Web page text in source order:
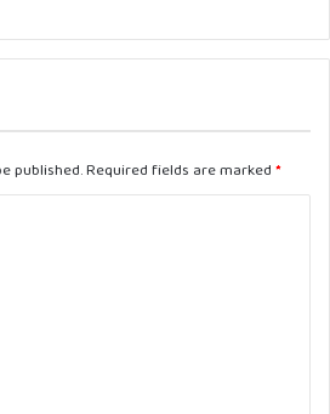
published.Required fields are marked *